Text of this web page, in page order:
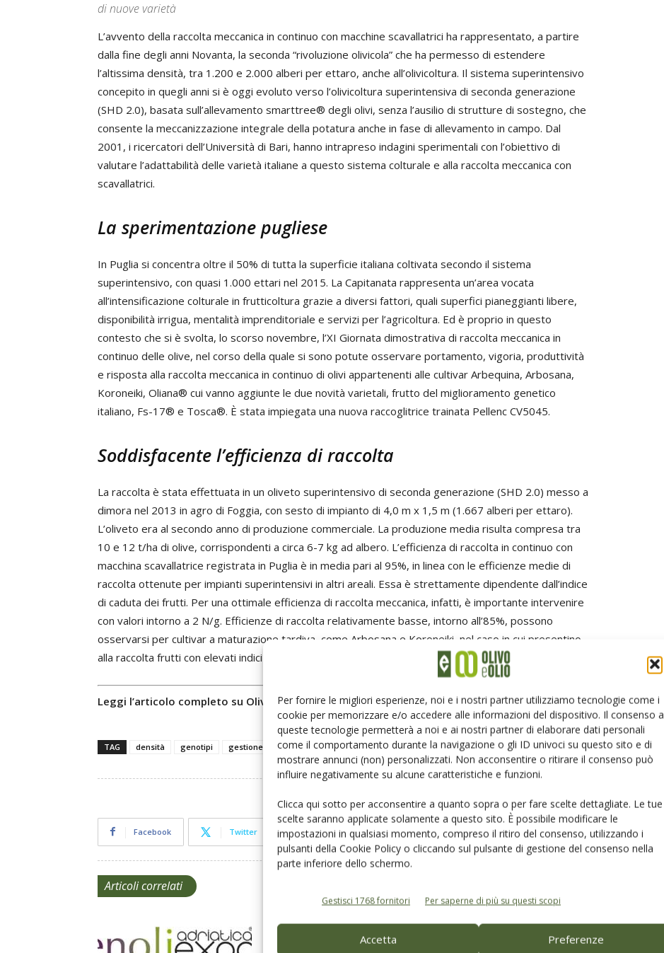
Per fornire le migliori esperienze, noi e i nostri partner utilizziamo tecnologie come i
cookie per memorizzare e/o accedere alle informazioni del dispositivo. Il consenso a
queste tecnologie permetterà a noi e ai nostri partner di elaborare dati personali
come il comportamento durante la navigazione o gli ID univoci su questo sito e di
mostrare annunci (non) personalizzati. Non acconsentire o ritirare il consenso può
influire negativamente su alcune caratteristiche e funzioni.
Clicca qui sotto per acconsentire a quanto sopra o per fare scelte dettagliate. Le tue
scelte saranno applicate solamente a questo sito. È possibile modificare le
impostazioni in qualsiasi momento, compreso il ritiro del consenso, utilizzando i
pulsanti della Cookie Policy o cliccando sul pulsante di gestione del consenso nella
parte inferiore dello schermo.
Gestisci 1768 fornitori Per saperne di più su questi scopi
Accetta Preferenze
di nuove varietà
L’avvento della raccolta meccanica in continuo con macchine scavallatrici ha rappresentato, a partire
dalla fine degli anni Novanta, la seconda “rivoluzione olivicola” che ha permesso di estendere
l’altissima densità, tra 1.200 e 2.000 alberi per ettaro, anche all’olivicoltura. Il sistema superintensivo
concepito in quegli anni si è oggi evoluto verso l’olivicoltura superintensiva di seconda generazione
(SHD 2.0), basata sull’allevamento smarttree® degli olivi, senza l’ausilio di strutture di sostegno, che
consente la meccanizzazione integrale della potatura anche in fase di allevamento in campo. Dal
2001, i ricercatori dell’Università di Bari, hanno intrapreso indagini sperimentali con l’obiettivo di
valutare l’adattabilità delle varietà italiane a questo sistema colturale e alla raccolta meccanica con
scavallatrici.
La sperimentazione pugliese
In Puglia si concentra oltre il 50% di tutta la superficie italiana coltivata secondo il sistema
superintensivo, con quasi 1.000 ettari nel 2015. La Capitanata rappresenta un’area vocata
all’intensificazione colturale in frutticoltura grazie a diversi fattori, quali superfici pianeggianti libere,
disponibilità irrigua, mentalità imprenditoriale e servizi per l’agricoltura. Ed è proprio in questo
contesto che si è svolta, lo scorso novembre, l’XI Giornata dimostrativa di raccolta meccanica in
continuo delle olive, nel corso della quale si sono potute osservare portamento, vigoria, produttività
e risposta alla raccolta meccanica in continuo di olivi appartenenti alle cultivar Arbequina, Arbosana,
Koroneiki, Oliana® cui vanno aggiunte le due novità varietali, frutto del miglioramento genetico
italiano, Fs-17® e Tosca®. È stata impiegata una nuova raccoglitrice trainata Pellenc CV5045.
Soddisfacente l’efficienza di raccolta
La raccolta è stata effettuata in un oliveto superintensivo di seconda generazione (SHD 2.0) messo a
dimora nel 2013 in agro di Foggia, con sesto di impianto di 4,0 m x 1,5 m (1.667 alberi per ettaro).
L’oliveto era al secondo anno di produzione commerciale. La produzione media risulta compresa tra
10 e 12 t/ha di olive, corrispondenti a circa 6-7 kg ad albero. L’efficienza di raccolta in continuo con
macchina scavallatrice registrata in Puglia è in media pari al 95%, in linea con le efficienze medie di
raccolta ottenute per impianti superintensivi in altri areali. Essa è strettamente dipendente dall’indice
di caduta dei frutti. Per una ottimale efficienza di raccolta meccanica, infatti, è importante intervenire
con valori intorno a 2 N/g. Efficienze di raccolta relativamente basse, intorno all’85%, possono
osservarsi per cultivar a maturazione tardiva, come Arbosana e Koroneiki, nel caso in cui presentino
alla raccolta frutti con elevati indici di caduta, superiori al valore ottimale di 2 N/.
Leggi l’articolo completo su Olivo e Olio n. 3/2017L’Edicola di Olivo e Olio
TAG densità genotipi gestione della chioma Meccanizzazione scavallatrici varietà
Facebook Twitter Linkedin Pinterest Email
Articoli correlati